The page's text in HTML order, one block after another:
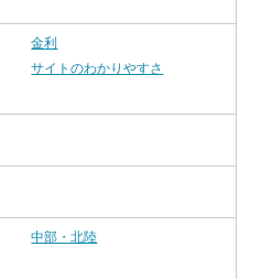
金利
サイトのわかりやすさ
中部・北陸